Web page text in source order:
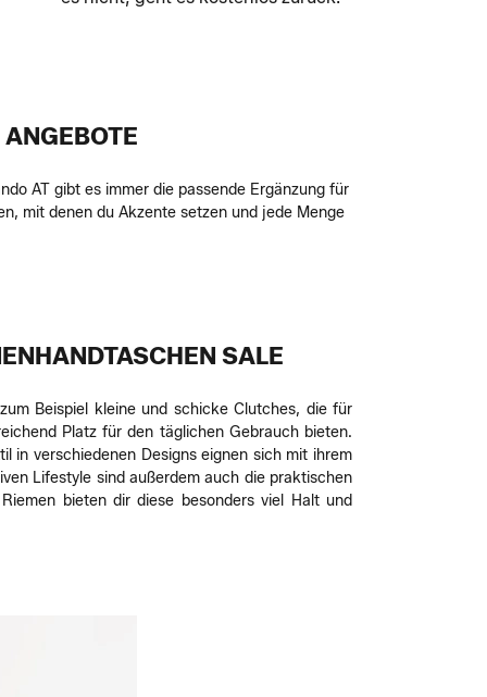
AT gibt es immer die passende Ergänzung für
mit denen du Akzente setzen und jede Menge
SALE
Beispiel kleine und schicke Clutches, die für
Platz für den täglichen Gebrauch bieten.
in verschiedenen Designs eignen sich mit ihrem
Lifestyle sind außerdem auch die praktischen
bieten dir diese besonders viel Halt und